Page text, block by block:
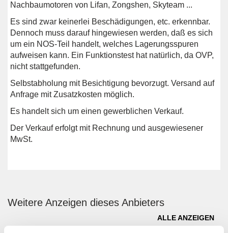
Nachbaumotoren von Lifan, Zongshen, Skyteam ...
Es sind zwar keinerlei Beschädigungen, etc. erkennbar.
Dennoch muss darauf hingewiesen werden, daß es sich
um ein NOS-Teil handelt, welches Lagerungsspuren
aufweisen kann. Ein Funktionstest hat natürlich, da OVP,
nicht stattgefunden.
Selbstabholung mit Besichtigung bevorzugt. Versand auf
Anfrage mit Zusatzkosten möglich.
Es handelt sich um einen gewerblichen Verkauf.
Der Verkauf erfolgt mit Rechnung und ausgewiesener
MwSt.
Weitere Anzeigen dieses Anbieters
ALLE ANZEIGEN